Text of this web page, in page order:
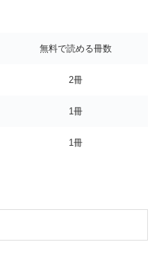
無料で読める冊数
2冊
1冊
1冊